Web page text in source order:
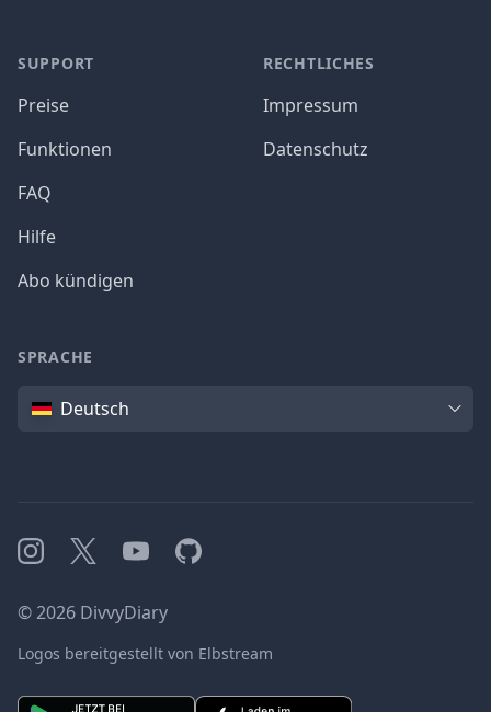
SUPPORT
Preise
Funktionen
FAQ
Hilfe
Abo kündigen
RECHTLICHES
Impressum
Datenschutz
SPRACHE
SpracheDeutsch
Instagram
X YouTubeGitHub
©2026 DivvyDiary
Logos bereitgestellt von Elbstream